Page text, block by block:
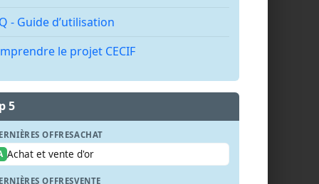
- Guide d’utilisation
le projet CECIF
5
OFFRESACHAT
Achat et vente d'or
OFFRESVENTE